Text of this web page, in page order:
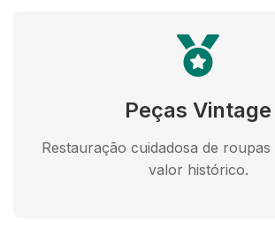
Peças Vintage
Restauração cuidadosa de roupas
valor histórico.